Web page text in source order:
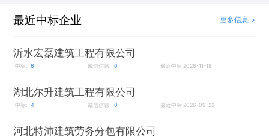
最近中标企业 更多信息 >
沂水宏磊建筑工程有限公司
中标: 6 诚信信息: 0 最近中标:2026-11-18
湖北尔升建筑工程有限公司
中标: 4 诚信信息: 0 最近中标:2026-09-22
河北特沛建筑劳务分包有限公司